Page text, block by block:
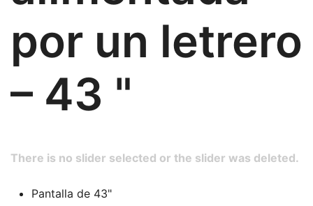
por un letrero
– 43 "
There is no slider selected or the slider was deleted.
Pantalla de 43"